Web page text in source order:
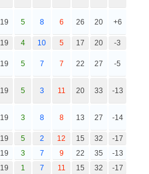
19 5 8 6 26 20 +6
19 4 10 5 17 20 -3
19 5 7 7 22 27 -5
19 5 3 11 20 33 -13
19 3 8 8 13 27 -14
19 5 2 12 15 32
-17
19 3 7 9 22 35
-13
19 1 7 11 15 32 -17